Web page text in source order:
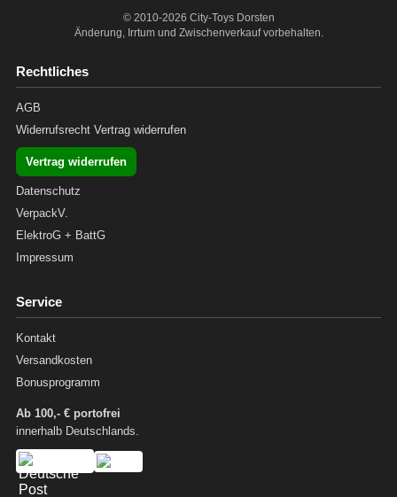
© 2010-2026 City-Toys Dorsten
Änderung, Irrtum und Zwischenverkauf vorbehalten.
Rechtliches
AGB
Widerrufsrecht Vertrag widerrufen
Vertrag widerrufen
Datenschutz
VerpackV.
ElektroG + BattG
Impressum
Service
Kontakt
Versandkosten
Bonusprogramm
Ab 100,- € portofrei
innerhalb Deutschlands.